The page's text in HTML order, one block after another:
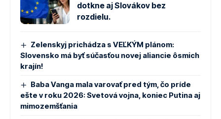
dotkne aj Slovákov bez
rozdielu.
Zelenskyj prichádza s VEĽKÝM plánom:
Slovensko má byť súčasťou novej aliancie ôsmich
krajín!
Baba Vanga mala varovať pred tým, čo príde
ešte v roku 2026: Svetová vojna, koniec Putina aj
mimozemšťania